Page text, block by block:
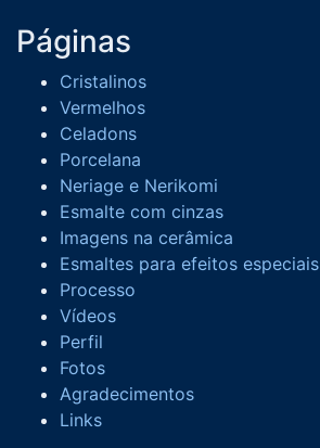
Páginas
Cristalinos
Vermelhos
Celadons
Porcelana
Neriage e Nerikomi
Esmalte com cinzas
Imagens na cerâmica
Esmaltes para efeitos especiais
Processo
Vídeos
Perfil
Fotos
Agradecimentos
Links